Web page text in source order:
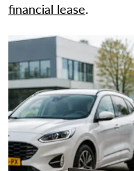
financial lease.